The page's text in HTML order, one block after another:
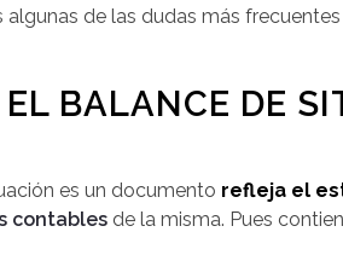
de las dudas más
EL BALANCE DE
es un documento refleja el
contables de la misma. Pues